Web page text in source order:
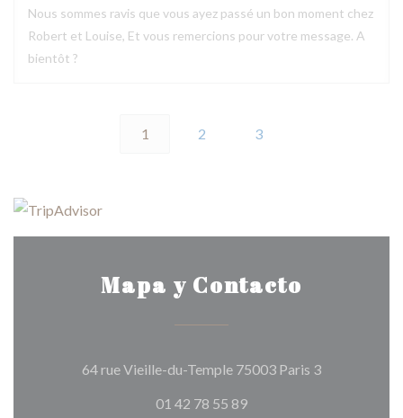
Nous sommes ravis que vous ayez passé un bon moment chez
Robert et Louise, Et vous remercions pour votre message. A
bientôt ?
1 2 3
Mapa y Contacto
64 rue Vieille-du-Temple 75003 Paris 3((abre en
01 42 78 55 89